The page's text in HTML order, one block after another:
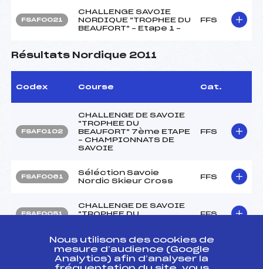
FSAF0021
CHALLENGE SAVOIE
NORDIQUE "TROPHEE DU
BEAUFORT" – Etape 1 –
FFS
Résultats Nordique 2011
Codex Course Cat.
FSAF0102
CHALLENGE DE SAVOIE
"TROPHEE DU
BEAUFORT" 7ème ETAPE
– CHAMPIONNATS DE
SAVOIE
FFS
FSAF0061
Séléction Savoie
Nordic Skieur Cross
FFS
FSAF0051
CHALLENGE DE SAVOIE
"TROPHEE DU
FFS
FSAF0041
3ème ETAPE DERBY
SAVOIE – MONT BLANC –
LYONNAIS
FFS
Nous utilisons des cookies de
mesure d’audience (Google
Analytics) afin d’analyser la